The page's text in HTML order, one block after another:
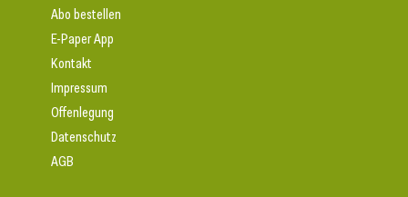
Abo bestellen
E-Paper App
Kontakt
Impressum
Offenlegung
Datenschutz
AGB